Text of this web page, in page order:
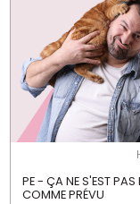
PE - ÇA NE S'EST PAS
COMME PRÉVU